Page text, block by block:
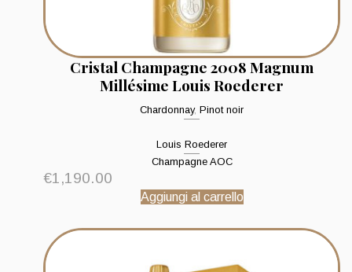
Cristal Champagne 2008 Magnum
Millésime Louis Roederer
Chardonnay, Pinot noir
Louis Roederer
Champagne AOC
€1,190.00
Aggiungi al carrello